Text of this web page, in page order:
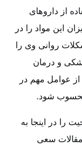
از داروهای
این مواد را در
روانی وی را
و درمان
عوامل مهم در
محسوب شود.
را در اینجا به
مقالات سعی